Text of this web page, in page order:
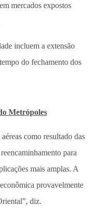
mercados expostos
incluem a extensão
do fechamento dos
Metrópoles
como resultado das
para
mais amplas. A
provavelmente
diz.